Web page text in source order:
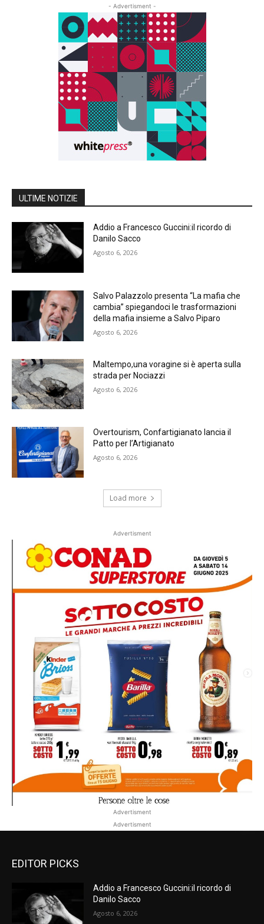
- Advertisment -
ULTIME NOTIZIE
Addio a Francesco Guccini:il ricordo di
Danilo Sacco
Agosto 6, 2026
Salvo Palazzolo presenta “La mafia che
cambia” spiegandoci le trasformazioni
della mafia insieme a Salvo Piparo
Agosto 6, 2026
Maltempo,una voragine si è aperta sulla
strada per Nociazzi
Agosto 6, 2026
Overtourism, Confartigianato lancia il
Patto per l’Artigianato
Agosto 6, 2026
Load more
Advertisment
Advertisment
Advertisment
EDITOR PICKS
Addio a Francesco Guccini:il ricordo di
Danilo Sacco
Agosto 6, 2026